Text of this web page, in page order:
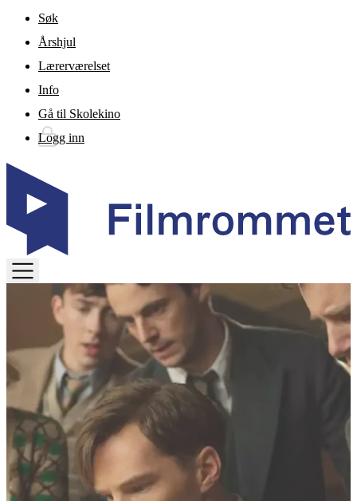
Gå til hovedinnhold
Søk
Årshjul
Lærerværelset
Info
Gå til Skolekino
Logg inn
TOGGLE
MENU